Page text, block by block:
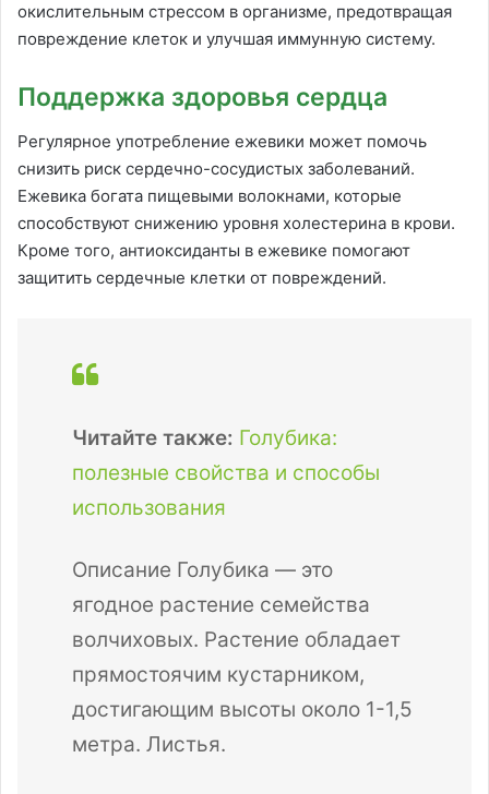
окислительным стрессом в организме, предотвращая
повреждение клеток и улучшая иммунную систему.
Поддержка здоровья сердца
Регулярное употребление ежевики может помочь
снизить риск сердечно-сосудистых заболеваний.
Ежевика богата пищевыми волокнами, которые
способствуют снижению уровня холестерина в крови.
Кроме того, антиоксиданты в ежевике помогают
защитить сердечные клетки от повреждений.
Читайте также: Голубика:
полезные свойства и способы
использования
Описание Голубика — это
ягодное растение семейства
волчиховых. Растение обладает
прямостоячим кустарником,
достигающим высоты около 1-1,5
метра. Листья.